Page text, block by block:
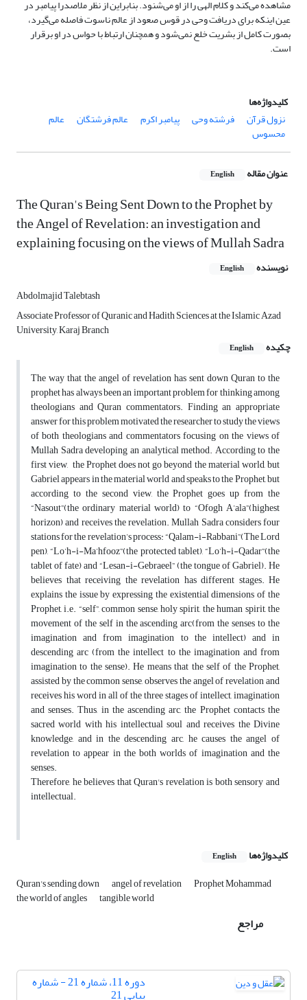
مشاهده می‌کند و کلام الهی را از او می‌شنود. بنابراین از نظر ملاصدرا پیامبر در
عین اینکه برای دریافت وحی در قوس صعود از عالم ناسوت فاصله می‌گیرد،
بصورت کامل از بشریت خلع نمی‌شود و همچنان ارتباط با حواس در او برقرار
است.
کلیدواژه‌ها
نزول قرآن
فرشته وحی پیامبر اکرم عالم فرشتگان عالم
محسوس
عنوان مقاله English
The Quran's Being Sent Down to the Prophet by
the Angel of Revelation: an investigation and
explaining focusing on the views of Mullah Sadra
نویسنده English
Abdolmajid Talebtash
Associate Professor of Quranic and Hadith Sciences at the Islamic Azad
University, Karaj Branch
چکیده
English
The way that the angel of revelation has sent down Quran to the
prophet has always been an important problem for thinking among
theologians and Quran commentators. Finding an appropriate
answer for this problem motivated the researcher to study the views
of both theologians and commentators focusing on the views of
Mullah Sadra developing an analytical method. According to the
first view, the Prophet does not go beyond the material world, but
Gabriel appears in the material world and speaks to the Prophet, but
according to the second view, the Prophet goes up from the
“Nasout”(the ordinary material world) to “Ofogh A’ala”(highest
horizon) and receives the revelation. Mullah Sadra considers four
stations for the revelation’s process: “Qalam-i-Rabbani”(The Lord
pen), “Lo’h-i-Ma’hfooz”(the protected tablet), “Lo’h-i-Qadar”(the
tablet of fate) and “Lesan-i-Gebraeel” (the tongue of Gabriel). He
believes that receiving the revelation has different stages. He
explains the issue by expressing the existential dimensions of the
Prophet, i.e. “self”, common sense, holy spirit, the human spirit, the
movement of the self in the ascending arc(from the senses to the
imagination and from imagination to the intellect) and in
descending arc (from the intellect to the imagination and from
imagination to the sense). He means that the self of the Prophet,
assisted by the common sense, observes the angel of revelation and
receives his word in all of the three stages of intellect, imagination
and senses. Thus, in the ascending arc, the Prophet contacts the
sacred world with his intellectual soul and receives the Divine
knowledge, and in the descending arc, he causes the angel of
revelation to appear in the both worlds of imagination and the
senses.
Therefore, he believes that Quran's revelation is both sensory and
intellectual.
کلیدواژه‌ها English
Quran's sending down angel of revelation Prophet Mohammad
the world of angles tangible world
مراجع
دوره 11، شماره 21 - شماره
پیاپی 21